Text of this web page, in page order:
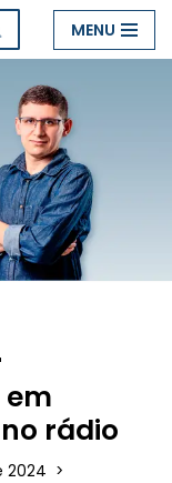
MENU
rádio
2024